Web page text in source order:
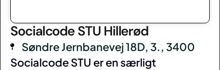
Socialcode STU Hillerød
Søndre Jernbanevej 18D, 3., 3400
Socialcode STU er en særligt